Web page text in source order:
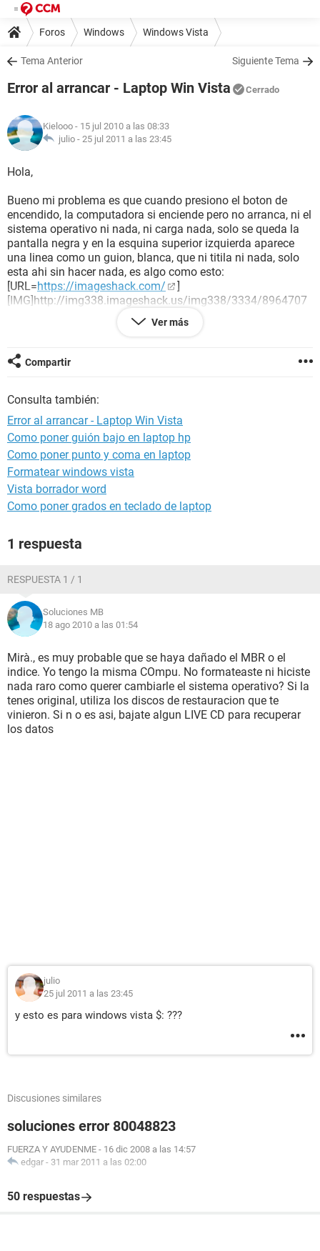
Foros Windows Windows Vista
Tema Anterior Siguiente Tema
Error al arrancar - Laptop Win Vista Cerrado
Kielooo - 15 jul 2010 a las 08:33
julio - 25 jul 2011 a las 23:45
Hola,
Bueno mi problema es que cuando presiono el boton de
encendido, la computadora si enciende pero no arranca, ni el
sistema operativo ni nada, ni carga nada, solo se queda la
pantalla negra y en la esquina superior izquierda aparece
una linea como un guion, blanca, que ni titila ni nada, solo
esta ahi sin hacer nada, es algo como esto:
[URL=https://imageshack.com/
]
[IMG]http://img338.imageshack.us/img338/3334/8964707
arreglarlo lleva como una semana asi y me preocupa :(
Datos de la Computadora:
Windows Vista
INtel Pentium Dual-core Inside
COMPAQ PRESARIO CQ70-120US Notebook PC
Ver más
Compartir
Consulta también:
Error al arrancar - Laptop Win Vista
Como poner guión bajo en laptop hp
Como poner punto y coma en laptop
Formatear windows vista
Vista borrador word
Como poner grados en teclado de laptop
1 respuesta
RESPUESTA 1 / 1
Soluciones MB
18 ago 2010 a las 01:54
Mirà., es muy probable que se haya dañado el MBR o el
indice. Yo tengo la misma COmpu. No formateaste ni hiciste
nada raro como querer cambiarle el sistema operativo? Si la
tenes original, utiliza los discos de restauracion que te
vinieron. Si n o es asi, bajate algun LIVE CD para recuperar
los datos
julio
25 jul 2011 a las 23:45
y esto es para windows vista $: ???
Discusiones similares
soluciones error 80048823
FUERZA Y AYUDENME - 16 dic 2008 a las 14:57
edgar - 31 mar 2011 a las 02:00
50 respuestas